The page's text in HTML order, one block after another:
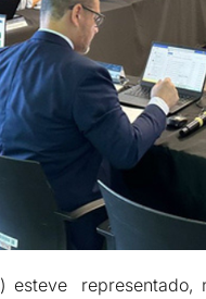
esteve